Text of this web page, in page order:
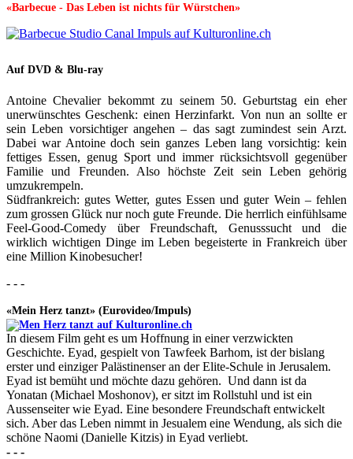
«Barbecue - Das Leben ist nichts für Würstchen»
Auf DVD & Blu-ray
Antoine Chevalier bekommt zu seinem 50. Geburtstag ein eher
unerwünschtes Geschenk: einen Herzinfarkt. Von nun an sollte er
sein Leben vorsichtiger angehen – das sagt zumindest sein Arzt.
Dabei war Antoine doch sein ganzes Leben lang vorsichtig: kein
fettiges Essen, genug Sport und immer rücksichtsvoll gegenüber
Familie und Freunden. Also höchste Zeit sein Leben gehörig
umzukrempeln.
Südfrankreich: gutes Wetter, gutes Essen und guter Wein – fehlen
zum grossen Glück nur noch gute Freunde. Die herrlich einfühlsame
Feel-Good-Comedy über Freundschaft, Genusssucht und die
wirklich wichtigen Dinge im Leben begeisterte in Frankreich über
eine Million Kinobesucher!
- - -
«Mein Herz tanzt» (Eurovideo/Impuls)
In diesem Film geht es um Hoffnung in einer verzwickten
Geschichte. Eyad, gespielt von Tawfeek Barhom, ist der bislang
erster und einziger Palästinenser an der Elite-Schule in Jerusalem.
Eyad ist bemüht und möchte dazu gehören. Und dann ist da
Yonatan (Michael Moshonov), er sitzt im Rollstuhl und ist ein
Aussenseiter wie Eyad. Eine besondere Freundschaft entwickelt
sich. Aber das Leben nimmt in Jesualem eine Wendung, als sich die
schöne Naomi (Danielle Kitzis) in Eyad verliebt.
- - -